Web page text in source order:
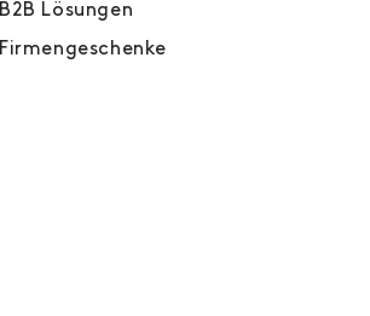
B2B Lösungen
Firmengeschenke